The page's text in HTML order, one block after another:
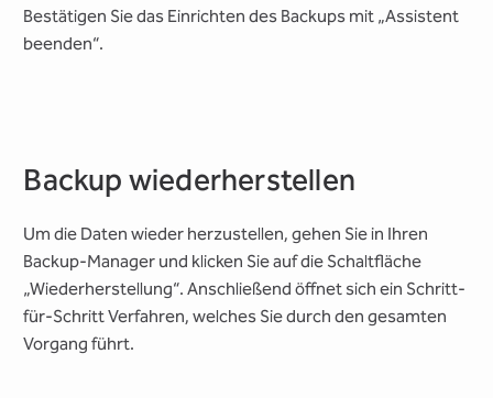
Bestätigen Sie das Einrichten des Backups mit „Assistent
beenden“.
Backup wiederherstellen
Um die Daten wieder herzustellen, gehen Sie in Ihren
Backup-Manager und klicken Sie auf die Schaltfläche
„Wiederherstellung“. Anschließend öffnet sich ein Schritt-
für-Schritt Verfahren, welches Sie durch den gesamten
Vorgang führt.